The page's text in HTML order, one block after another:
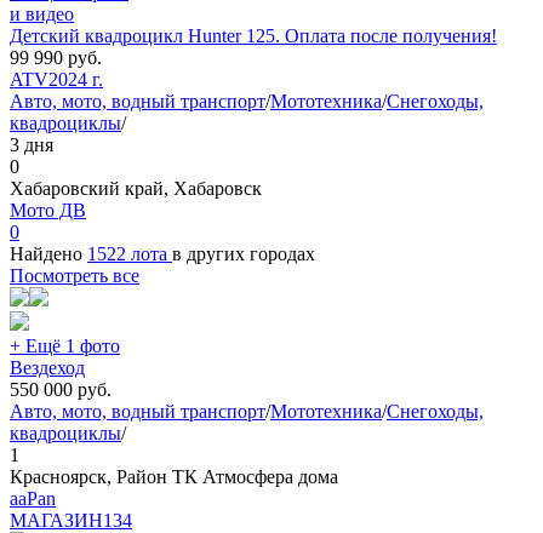
и видео
Детский квадроцикл Hunter 125. Оплата после получения!
99 990 руб.
ATV2024 г.
Авто, мото, водный транспорт/Мототехника/Снегоходы,
квадроциклы/
3 дня
0
Хабаровский край, Хабаровск
Мото ДВ
0
Найдено 1522 лота в других городах
Посмотреть все
+ Ещё 1 фото
Вездеход
550 000 руб.
Авто, мото, водный транспорт/Мототехника/Снегоходы,
квадроциклы/
1
Красноярск, Район ТК Атмосфера дома
aaPan
МАГАЗИН134